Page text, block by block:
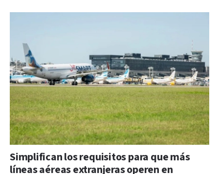
Simplifican los requisitos para que más
líneas aéreas extranjeras operen en